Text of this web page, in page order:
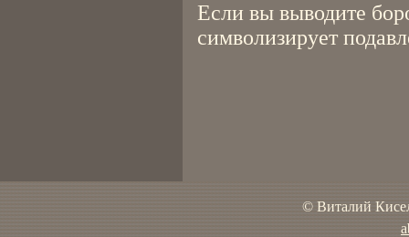
Если вы выводите
символизирует
© Виталий